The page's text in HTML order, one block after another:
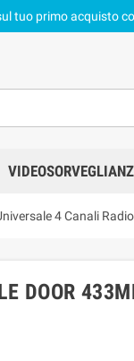
tuo primo acquisto
4 Canali
DOOR